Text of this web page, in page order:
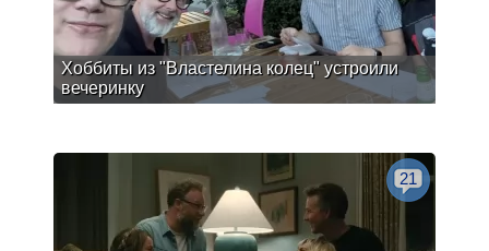
Хоббиты из "Властелина колец" устроили
вечеринку
21